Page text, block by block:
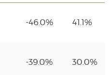
-46.0% 41.1%
-39.0% 30.0%